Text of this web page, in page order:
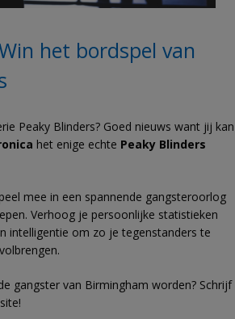
het bordspel van
Peaky Blinders? Goed nieuws want jij kan
het enige echte Peaky Blinders
mee in een spannende gangsteroorlog
Verhoog je persoonlijke statistieken
intelligentie om zo je tegenstanders te
gangster van Birmingham worden? Schrijf